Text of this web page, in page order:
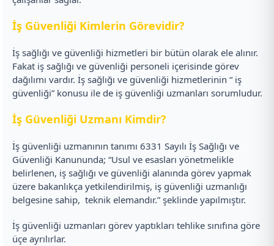
İş Güvenliği Kimlerin Görevidir?
İş sağlığı ve güvenliği hizmetleri bir bütün olarak ele alınır.
Fakat iş sağlığı ve güvenliği personeli içerisinde görev
dağılımı vardır. İş sağlığı ve güvenliği hizmetlerinin “ iş
güvenliği” konusu ile de iş güvenliği uzmanları sorumludur.
İş Güvenliği Uzmanı Kimdir?
İş güvenliği uzmanının tanımı 6331 Sayılı İş Sağlığı ve
Güvenliği Kanununda; “Usul ve esasları yönetmelikle
belirlenen, iş sağlığı ve güvenliği alanında görev yapmak
üzere bakanlıkça yetkilendirilmiş, iş güvenliği uzmanlığı
belgesine sahip, teknik elemandır.” şeklinde yapılmıştır.
İş güvenliği uzmanları görev yaptıkları tehlike sınıfına göre
üçe ayrılırlar.